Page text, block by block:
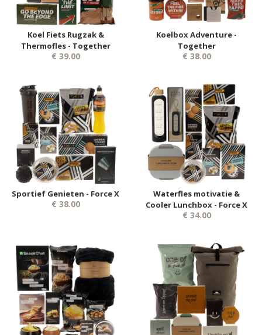
Koel Fiets Rugzak &
Thermofles - Together
€ 39.00
Koelbox Adventure -
Together
€ 38.00
Sportief Genieten - Force X
€ 38.00
Waterfles motivatie &
Cooler Lunchbox - Force X
€ 34.00